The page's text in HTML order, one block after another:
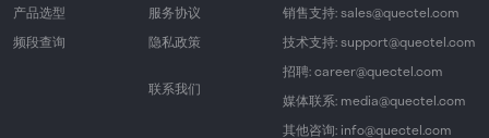
产品选型
频段查询
服务协议
隐私政策
联系我们
销售支持: sales@quectel.com
技术支持: support@quectel.com
招聘: career@quectel.com
媒体联系: media@quectel.com
其他咨询: info@quectel.com